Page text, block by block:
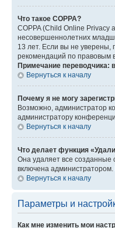
Что такое COPPA?
COPPA (Child Online Privacy
несовершеннолетних
13 лет. Если вы не уверены,
рекомендаций по правовым
Примечание переводчика:
Вернуться к началу
Почему я не могу
Возможно, администратор
администратору
Вернуться к началу
Что делает функция
Она удаляет все созданные
включена
Вернуться к началу
Параметры и
Как мне изменить мои